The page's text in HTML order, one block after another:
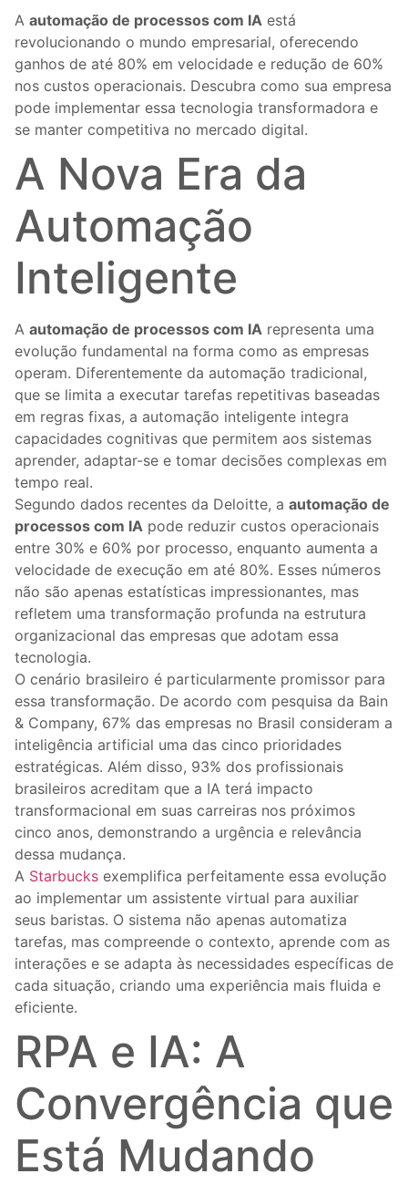
A automação de processos com IA está
revolucionando o mundo empresarial, oferecendo
ganhos de até 80% em velocidade e redução de 60%
nos custos operacionais. Descubra como sua empresa
pode implementar essa tecnologia transformadora e
se manter competitiva no mercado digital.
A Nova Era da
Automação
Inteligente
A automação de processos com IA representa uma
evolução fundamental na forma como as empresas
operam. Diferentemente da automação tradicional,
que se limita a executar tarefas repetitivas baseadas
em regras fixas, a automação inteligente integra
capacidades cognitivas que permitem aos sistemas
aprender, adaptar-se e tomar decisões complexas em
tempo real.
Segundo dados recentes da Deloitte, a automação de
processos com IA pode reduzir custos operacionais
entre 30% e 60% por processo, enquanto aumenta a
velocidade de execução em até 80%. Esses números
não são apenas estatísticas impressionantes, mas
refletem uma transformação profunda na estrutura
organizacional das empresas que adotam essa
tecnologia.
O cenário brasileiro é particularmente promissor para
essa transformação. De acordo com pesquisa da Bain
& Company, 67% das empresas no Brasil consideram a
inteligência artificial uma das cinco prioridades
estratégicas. Além disso, 93% dos profissionais
brasileiros acreditam que a IA terá impacto
transformacional em suas carreiras nos próximos
cinco anos, demonstrando a urgência e relevância
dessa mudança.
A Starbucks exemplifica perfeitamente essa evolução
ao implementar um assistente virtual para auxiliar
seus baristas. O sistema não apenas automatiza
tarefas, mas compreende o contexto, aprende com as
interações e se adapta às necessidades específicas de
cada situação, criando uma experiência mais fluida e
eficiente.
RPA e IA: A
Convergência que
Está Mudando